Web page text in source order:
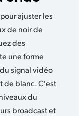
ajuster les
de noir de
des
une forme
signal vidéo
de blanc. C'est
du
broadcast et